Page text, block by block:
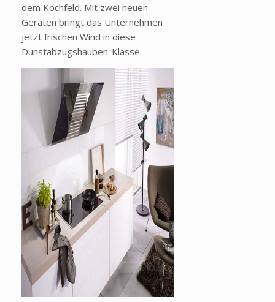
dem Kochfeld. Mit zwei neuen
Geräten bringt das Unternehmen
jetzt frischen Wind in diese
Dunstabzugshauben-Klasse.